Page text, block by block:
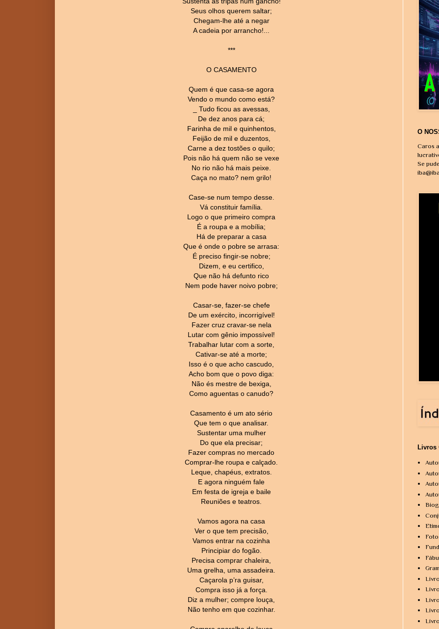
Seus olhos querem saltar;
Chegam-lhe até a negar
A cadeia por arrancho!...
***
O CASAMENTO
Quem é que casa-se agora
Vendo o mundo como está?
_ Tudo ficou as avessas,
De dez anos para cá;
Farinha de mil e quinhentos,
Feijão de mil e duzentos,
Carne a dez tostões o quilo;
Pois não há quem não se vexe
No rio não há mais peixe.
Caça no mato? nem grilo!
Case-se num tempo desse.
Vá constituir família.
Logo o que primeiro compra
É a roupa e a mobília;
Há de preparar a casa
Que é onde o pobre se arrasa:
É preciso fingir-se nobre;
Dizem, e eu certifico,
Que não há defunto rico
Nem pode haver noivo pobre;
Casar-se, fazer-se chefe
De um exército, incorrigível!
Fazer cruz cravar-se nela
Lutar com gênio impossível!
Trabalhar lutar com a sorte,
Cativar-se até a morte;
Isso é o que acho cascudo,
Acho bom que o povo diga:
Não és mestre de bexiga,
Como aguentas o canudo?
Casamento é um ato sério
Que tem o que analisar.
Sustentar uma mulher
Do que ela precisar;
Fazer compras no mercado
Comprar-lhe roupa e calçado.
Leque, chapéus, extratos.
E agora ninguém fale
Em festa de igreja e baile
Reuniões e teatros.
Vamos agora na casa
Ver o que tem precisão,
Vamos entrar na cozinha
Principiar do fogão.
Precisa comprar chaleira,
Uma grelha, uma assadeira.
Caçarola p’ra guisar,
Compra isso já a força.
Diz a mulher; compre louça,
Não tenho em que cozinhar.
O
Caros
Se
Livros